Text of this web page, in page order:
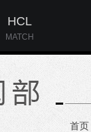
HCL
MATCH
首页